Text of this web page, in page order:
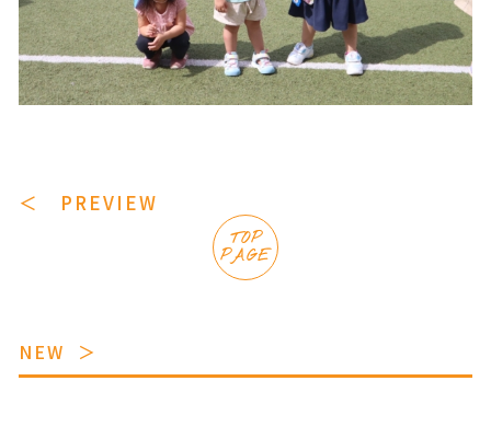
＜ PREVIEW
TOP
PAGE
NEW